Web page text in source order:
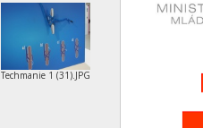
Techmanie 1 (31).JPG